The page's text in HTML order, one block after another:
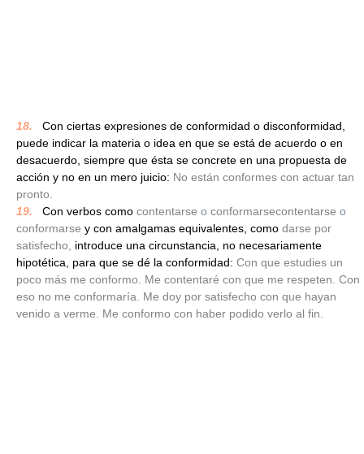
18.
Con ciertas expresiones de conformidad o disconformidad,
puede indicar la materia o idea en que se está de acuerdo o en
desacuerdo, siempre que ésta se concrete en una propuesta de
acción y no en un mero juicio: No están conformes con actuar tan
pronto.
19.
Con verbos como contentarse o conformarsecontentarse o
conformarse y con amalgamas equivalentes, como darse por
satisfecho,
introduce una circunstancia, no necesariamente
hipotética, para que se dé la conformidad: Con que estudies un
poco más me conformo. Me contentaré con que me respeten. Con
eso no me conformaría. Me doy por satisfecho con que hayan
venido a verme. Me conformo con haber podido verlo al fin.